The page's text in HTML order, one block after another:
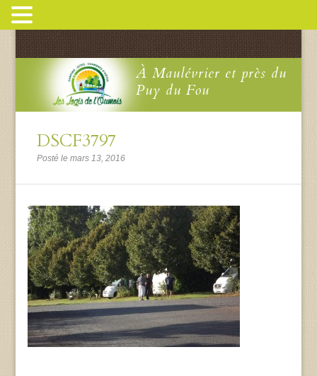
À Maulévrier et près du
Puy du Fou
DSCF3797
Posté le mars 13, 2016